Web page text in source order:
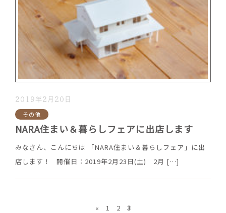
2019年2月20日
その他
NARA住まい＆暮らしフェアに出店します
みなさん、こんにちは 「NARA住まい＆暮らしフェア」に出
店します！ 開催日：2019年2月23日(土) 2月 […]
« 1 2 3